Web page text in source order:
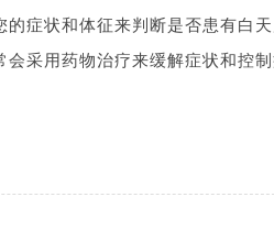
症状和体征来判断是否患有白
采用药物治疗来缓解症状和控